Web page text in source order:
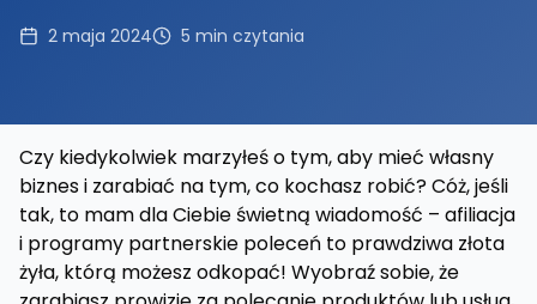
2 maja 2024 5 min czytania
Czy kiedykolwiek marzyłeś o tym, aby mieć własny
biznes i zarabiać na tym, co kochasz robić? Cóż, jeśli
tak, to mam dla Ciebie świetną wiadomość – afiliacja
i programy partnerskie poleceń to prawdziwa złota
żyła, którą możesz odkopać! Wyobraź sobie, że